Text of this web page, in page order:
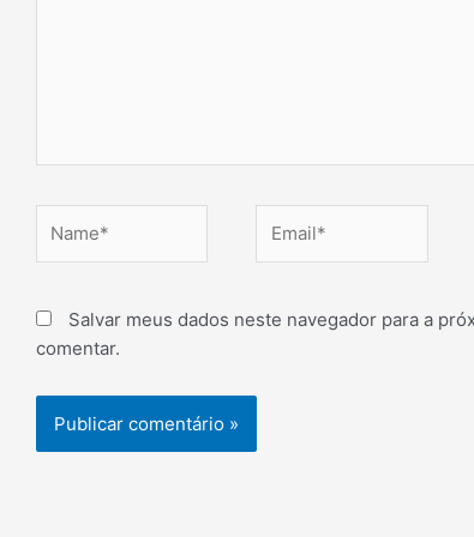
Salvar meus dados neste navegador para a
comentar.